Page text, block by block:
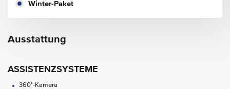
Winter-Paket
Ausstattung
ASSISTENZSYSTEME
360°-Kamera